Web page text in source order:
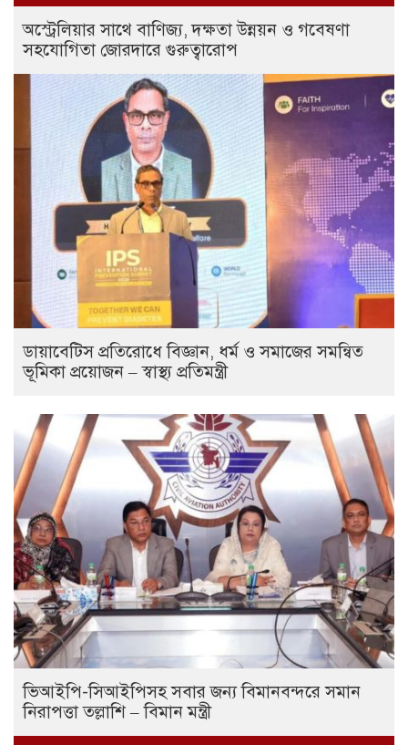
অস্ট্রেলিয়ার সাথে বাণিজ্য, দক্ষতা উন্নয়ন ও গবেষণা
সহযোগিতা জোরদারে গুরুত্বারোপ
ডায়াবেটিস প্রতিরোধে বিজ্ঞান, ধর্ম ও সমাজের সমন্বিত
ভূমিকা প্রয়োজন – স্বাস্থ্য প্রতিমন্ত্রী
ভিআইপি-সিআইপিসহ সবার জন্য বিমানবন্দরে সমান
নিরাপত্তা তল্লাশি – বিমান মন্ত্রী